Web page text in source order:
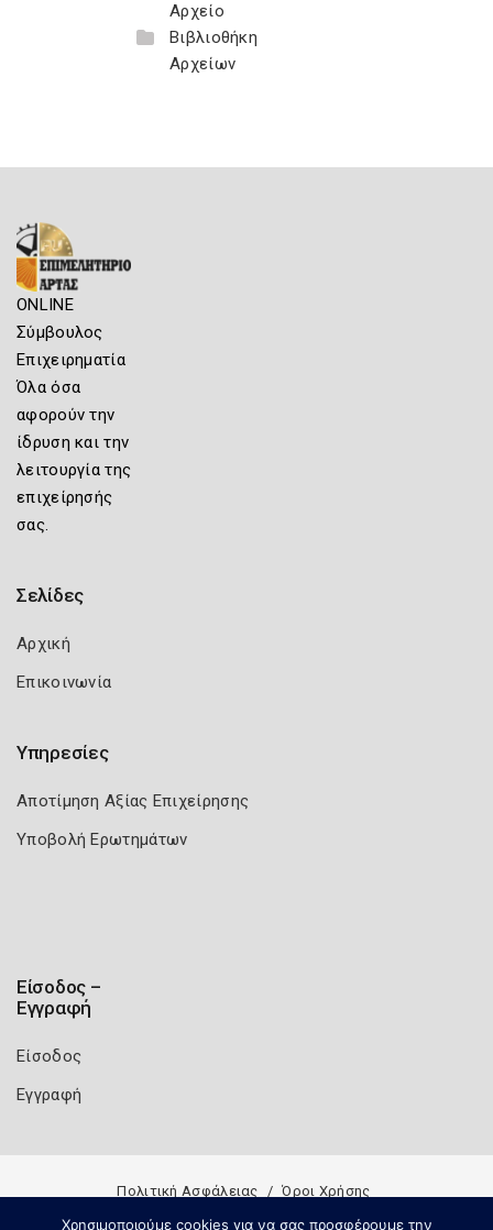
Αρχείο
Βιβλιοθήκη
Αρχείων
ONLINE
Σύμβουλος
Επιχειρηματία
Όλα όσα
αφορούν την
ίδρυση και την
λειτουργία της
επιχείρησής
σας.
Σελίδες
Αρχική
Επικοινωνία
Υπηρεσίες
Αποτίμηση Αξίας Επιχείρησης
Υποβολή Ερωτημάτων
Είσοδος –
Εγγραφή
Είσοδος
Εγγραφή
Πολιτική Ασφάλειας Όροι Χρήσης
Χρησιμοποιούμε cookies για να σας προσφέρουμε την
Copyright 2026 Knowledge A.E.